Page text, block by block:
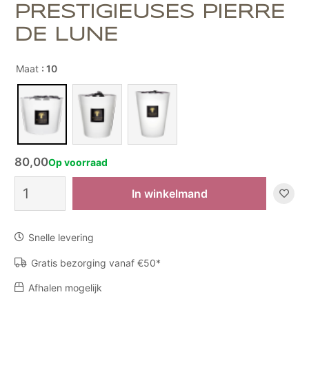
PRESTIGIEUSES PIERRE
DE LUNE
Maat : 10
80,00Op voorraad
Les
Prestigieuses
de
Lune
aantal
In winkelmand
Snelle levering
Gratis bezorging vanaf €50*
Afhalen mogelijk